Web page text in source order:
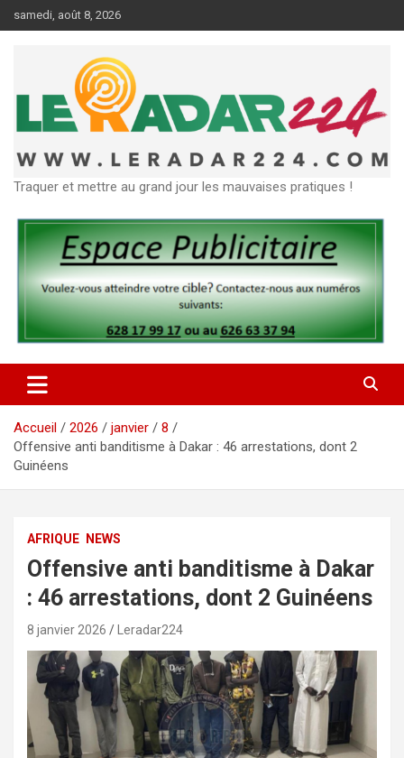
au
samedi, août 8, 2026
Traquer et mettre au grand jour les mauvaises pratiques !
Accueil 2026 janvier
8
Offensive anti banditisme à Dakar : 46 arrestations, dont 2
Guinéens
AFRIQUE NEWS
Offensive anti banditisme à Dakar
: 46 arrestations, dont 2 Guinéens
8 janvier 2026 Leradar224